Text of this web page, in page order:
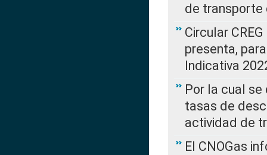
de transporte
Circular
presenta,
Indicativa
Por la cual
tasas de
actividad de
El CNOGas